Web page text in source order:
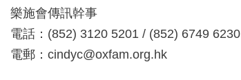
樂施會傳訊幹事
電話：(852) 3120 5201 / (852) 6749 6230
電郵： cindyc@oxfam.org.hk